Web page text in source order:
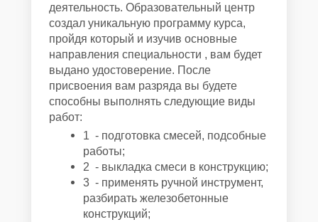
деятельность. Образовательный центр
cоздал уникальную программу курса,
пройдя который и изучив основные
направления специальности , вам будет
выдано удостоверение. После
присвоения вам разряда вы будете
способны выполнять следующие виды
работ:
1 - подготовка смесей, подсобные
работы;
2 - выкладка смеси в конструкцию;
3 - применять ручной инструмент,
разбирать железобетонные
конструкций;